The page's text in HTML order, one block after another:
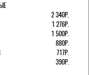
2 340Р.
1 276Р.
1 500Р.
880Р.
717Р.
390Р.